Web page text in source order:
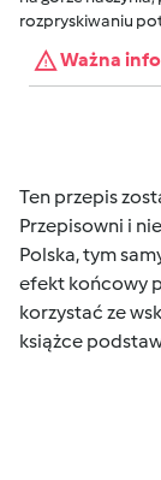
rozpryskiwaniu
Ważna
Ten przepis
Przepisowni i
Polska, tym
efekt końcowy
korzystać ze
książce